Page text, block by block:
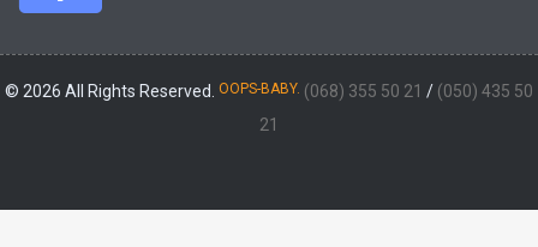
© 2026 All Rights Reserved. OOPS-BABY. (068) 355 50 21 / (050) 435 50
21